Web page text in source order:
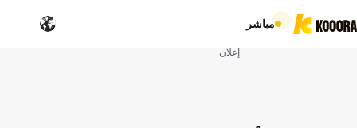
مباشر
إعلان